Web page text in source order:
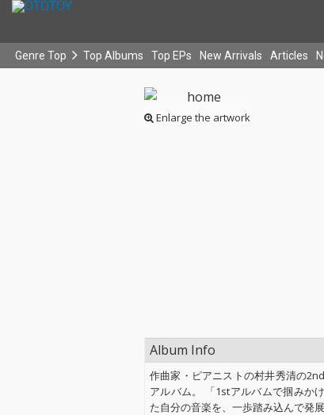
Genre Top Top Albums Top EPs New Arrivals Articles
Enlarge the artwork
Album Info
作曲家・ピアニストの村井秀清の2nd
アルバム。 「1stアルバムで掴みかけ
た自分の音楽を、一歩踏み込んで発展